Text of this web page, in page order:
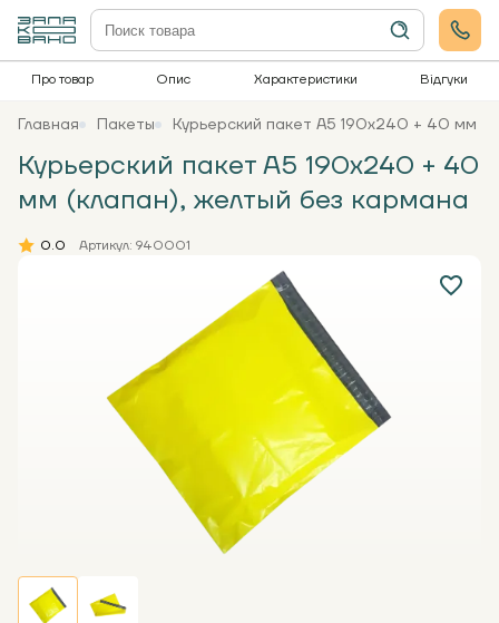
Про товар Опис Характеристики Відгуки
Главная Пакеты Курьерский пакет А5 190х240 + 40 мм
Курьерский пакет А5 190х240 + 40
мм (клапан), желтый без кармана
0.0 Артикул: 940001